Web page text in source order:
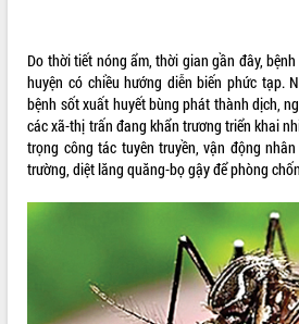
SỞ, BAN, NGÀNH
UBND CÁC XÃ, PHƯỜNG
THÔNG TIN CHỈ ĐẠO ĐIỀU HÀNH
HỆ THỐNG VĂN BẢN
ĐIỂM TIN VĂN BẢN
Do thời tiết nóng ẩm, thời gian gần đây,
huyện có chiều hướng diễn biến phức tạp.
bệnh sốt xuất huyết bùng phát thành dịch,
các xã-thị trấn đang khẩn trương triển khai
trọng công tác tuyên truyền, vận động
trường, diệt lăng quăng-bọ gậy để phòng